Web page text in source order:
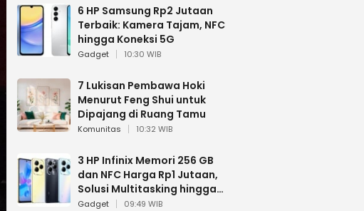
6 HP Samsung Rp2 Jutaan
Terbaik: Kamera Tajam, NFC
hingga Koneksi 5G
Gadget 10:30 WIB
7 Lukisan Pembawa Hoki
Menurut Feng Shui untuk
Dipajang di Ruang Tamu
Komunitas 10:32 WIB
3 HP Infinix Memori 256 GB
dan NFC Harga Rp1 Jutaan,
Solusi Multitasking hingga
Gaming
Gadget 09:49 WIB